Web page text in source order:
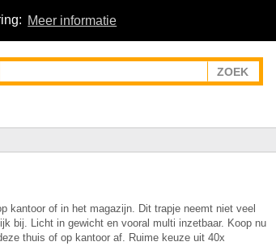
Meer informatie
kantoor of in het magazijn. Dit trapje neemt niet veel
bij. Licht in gewicht en vooral multi inzetbaar. Koop nu
thuis of op kantoor af. Ruime keuze uit 40x